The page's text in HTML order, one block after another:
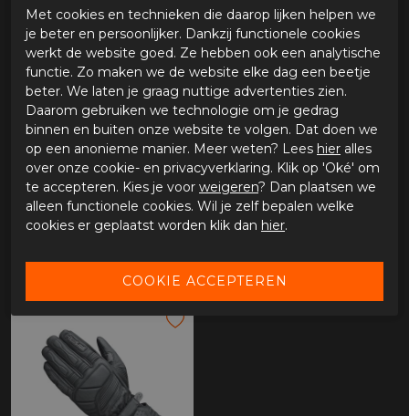
Held Stroke
Held Desert 2
Met cookies en technieken die daarop lijken helpen we
je beter en persoonlijker. Dankzij functionele cookies
werkt de website goed. Ze hebben ook een analytische
functie. Zo maken we de website elke dag een beetje
beter. We laten je graag nuttige advertenties zien.
Daarom gebruiken we technologie om je gedrag
binnen en buiten onze website te volgen. Dat doen we
op een anonieme manier. Meer weten? Lees hier alles
over onze cookie- en privacyverklaring. Klik op 'Oké' om
te accepteren. Kies je voor weigeren? Dan plaatsen we
alleen functionele cookies. Wil je zelf bepalen welke
cookies er geplaatst worden klik dan hier.